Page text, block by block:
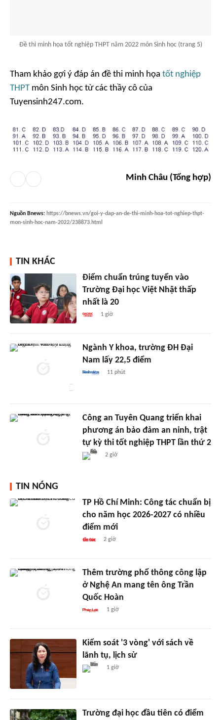
Đề thi minh họa tốt nghiệp THPT năm 2022 môn Sinh học (trang 5)
Tham khảo gợi ý đáp án đề thi minh họa tốt nghiệp
THPT môn Sinh học từ các thầy cô của
Tuyensinh247.com.
Minh Châu (Tổng hợp)
Nguồn Bnews: https://bnews.vn/goi-y-dap-an-de-thi-minh-hoa-tot-nghiep-thpt-
mon-sinh-hoc-nam-2022/238873.html
TIN KHÁC
Điểm chuẩn trúng tuyển vào
Trường Đại học Việt Nhật thấp
nhất là 20
1 giờ
Ngành Y khoa, trường ĐH Đại
Nam lấy 22,5 điểm
11 phút
Công an Tuyên Quang triển khai
phương án bảo đảm an ninh, trật
tự kỳ thi tốt nghiệp THPT lần thứ 2
2 giờ
TIN NÓNG
TP Hồ Chí Minh: Công tác chuẩn bị
cho năm học 2026-2027 có nhiều
điểm mới
2 giờ
Thêm trường phổ thông công lập
ở Nghệ An mang tên ông Trần
Quốc Hoàn
1 giờ
Kiểm soát '3 vòng' với sách về
lãnh tụ, lịch sử
1 giờ
Trường đại học đầu tiên có điểm